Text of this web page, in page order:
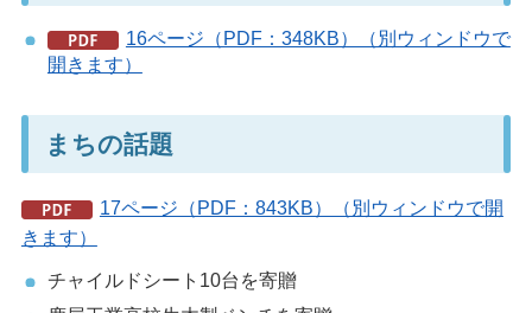
16ページ（PDF：348KB）（別ウィンドウで
開きます）
まちの話題
17ページ（PDF：843KB）（別ウィンドウで開
きます）
チャイルドシート10台を寄贈